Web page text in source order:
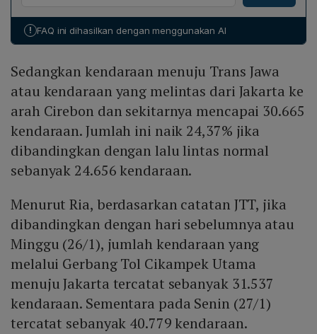
24,37 % dari trafik normal sebesar 24.656 unit. Ria
indikasi pergerakan kembali kendaraan ke arah
Imlek.
! FAQ ini dihasilkan dengan menggunakan AI
Sedangkan kendaraan menuju Trans Jawa
atau kendaraan yang melintas dari Jakarta ke
arah Cirebon dan sekitarnya mencapai 30.665
kendaraan. Jumlah ini naik 24,37% jika
dibandingkan dengan lalu lintas normal
sebanyak 24.656 kendaraan.
Menurut Ria, berdasarkan catatan JTT, jika
dibandingkan dengan hari sebelumnya atau
Minggu (26/1), jumlah kendaraan yang
melalui Gerbang Tol Cikampek Utama
menuju Jakarta tercatat sebanyak 31.537
kendaraan. Sementara pada Senin (27/1)
tercatat sebanyak 40.779 kendaraan.